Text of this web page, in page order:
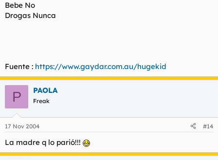
Bebe No
Drogas Nunca
Fuente : https://www.gaydar.com.au/hugekid
P PAOLA
Freak
17 Nov 2004 #14
La madre q lo parió!!!